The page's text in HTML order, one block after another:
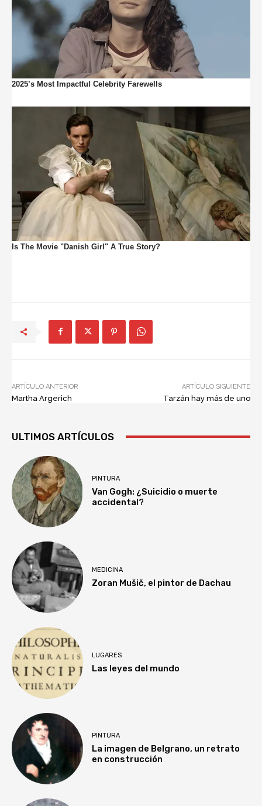
ARTÍCULO ANTERIOR
Martha Argerich
ARTÍCULO SIGUIENTE
Tarzán hay más de uno
ULTIMOS ARTÍCULOS
PINTURA
Van Gogh: ¿Suicidio o muerte
accidental?
MEDICINA
Zoran Mušič, el pintor de Dachau
LUGARES
Las leyes del mundo
PINTURA
La imagen de Belgrano, un retrato
en construcción